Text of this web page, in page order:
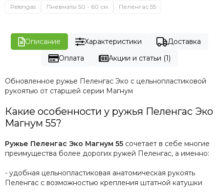
Pelengas
Пневматы 50 - 60 см Пеленгас 55
Описание Характеристики
Доставка
Оплата
Акции и статьи (1)
Обновленное ружье Пеленгас Эко с цельнопластиковой
рукоятью от старшей серии Магнум
Какие особенности у ружья Пеленгас Эко
Магнум 55?
Ружье Пеленгас Эко Магнум 55 сочетает в себе многие
преимущества более дорогих ружей Пеленгас, а именно:
- удобная цельнопластиковая анатомическая рукоять
Пеленгас с возможностью крепления штатной катушки